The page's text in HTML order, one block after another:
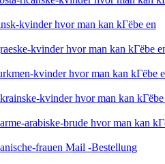
kvinder hvor man kan kГёbe en
kvinder hvor man kan kГёbe
kvinder hvor man kan kГёbe
kvinder hvor man kan kГёbe
arabiske-brude hvor man kan
frauen Mail -Bestellung